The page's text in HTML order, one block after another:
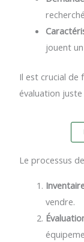
jouent
Il est crucial de
évaluation
Le processus
vendre.